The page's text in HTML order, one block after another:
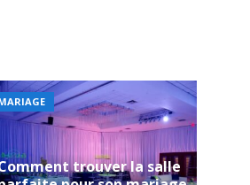
trouver la salle